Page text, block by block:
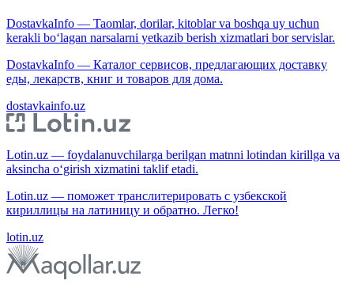
DostavkaInfo — Taomlar, dorilar, kitoblar va boshqa uy uchun
kerakli bo‘lagan narsalarni yetkazib berish xizmatlari bor servislar.
DostavkaInfo — Каталог сервисов, предлагающих доставку
еды, лекарств, книг и товаров для дома.
dostavkainfo.uz
Lotin.uz — foydalanuvchilarga berilgan matnni lotindan kirillga va
aksincha o‘girish xizmatini taklif etadi.
Lotin.uz — поможет транслитерировать с узбекской
кириллицы на латиницу и обратно. Легко!
lotin.uz